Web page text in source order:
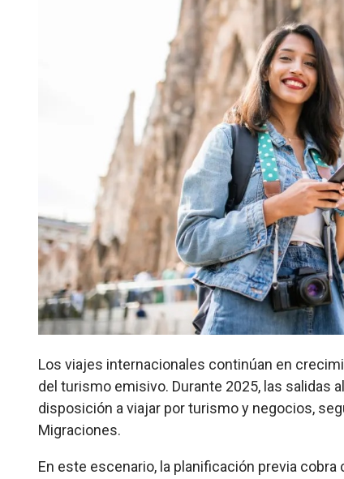
Los viajes internacionales continúan en
del turismo emisivo. Durante 2025, las salidas
disposición a viajar por turismo y negocios,
Migraciones.
En este escenario, la planificación previa